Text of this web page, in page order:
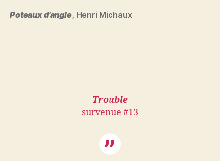
Poteaux d’angle, Henri Michaux
Trouble
survenue #13